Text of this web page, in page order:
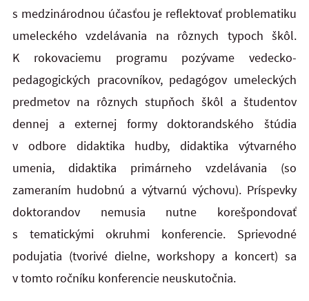
s medzinárodnou účasťou je reflektovať problematiku
umeleckého vzdelávania na rôznych typoch škôl.
K rokovaciemu programu pozývame vedecko-
pedagogických pracovníkov, pedagógov umeleckých
predmetov na rôznych stupňoch škôl a študentov
dennej a externej formy doktorandského štúdia
v odbore didaktika hudby, didaktika výtvarného
umenia, didaktika primárneho vzdelávania (so
zameraním hudobnú a výtvarnú výchovu). Príspevky
doktorandov nemusia nutne korešpondovať
s tematickými okruhmi konferencie. Sprievodné
podujatia (tvorivé dielne, workshopy a koncert) sa
v tomto ročníku konferencie neuskutočnia.